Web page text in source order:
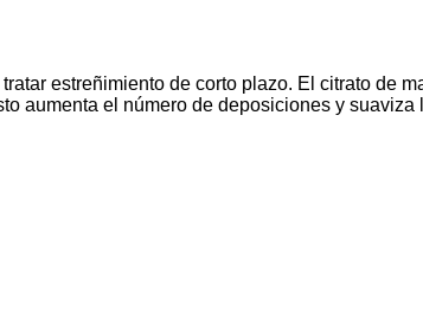
estreñimiento de corto plazo. El citrato de
aumenta el número de deposiciones y